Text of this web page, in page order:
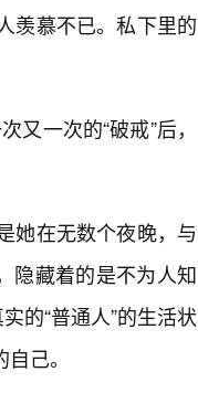
羡慕不已。私下里的
又一次的“破戒”后，
她在无数个夜晚，与
隐藏着的是不为人知
的“普通人”的生活状
己。